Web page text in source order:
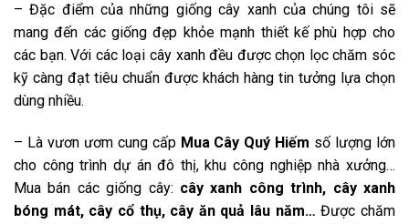
– Đặc điểm của những giống cây xanh của chúng tôi sẽ
mang đến các giống đẹp khỏe mạnh thiết kế phù hợp cho
các bạn. Với các loại cây xanh đều được chọn lọc chăm sóc
kỹ càng đạt tiêu chuẩn được khách hàng tin tưởng lựa chọn
dùng nhiều.
– Là vươn ươm cung cấpMua Cây Quý Hiếm số lượng lớn
cho công trình dự án đô thị, khu công nghiệp nhà xưởng…
Mua bán các giống cây: cây xanh công trình, cây xanh
bóng mát, cây cổ thụ, cây ăn quả lâu năm… Được chăm